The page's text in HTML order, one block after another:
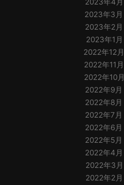
2023年3月
2023年2月
2023年1月
2022年12月
2022年11月
2022年10月
2022年9月
2022年8月
2022年7月
2022年6月
2022年5月
2022年4月
2022年3月
2022年2月